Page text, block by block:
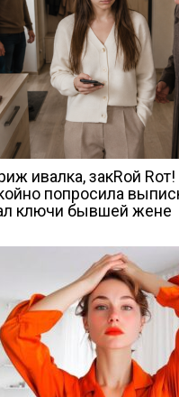
ивалка, закRой
попросила
ключи бывшей жене